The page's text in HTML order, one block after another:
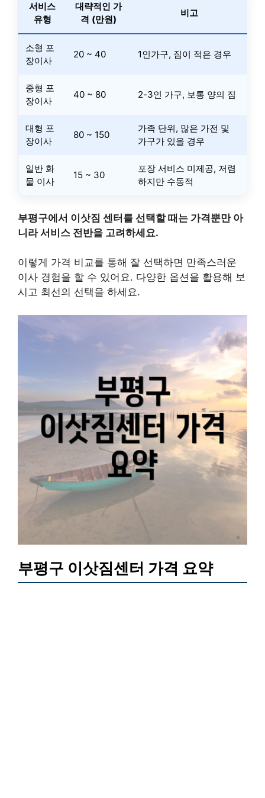
서비스
유형
대략적인 가
격 (만원)
비고
소형 포
장이사
20 ~ 40 1인가구, 짐이 적은 경우
중형 포
장이사
40 ~ 80 2-3인 가구, 보통 양의 짐
대형 포
장이사
80 ~ 150
가족 단위, 많은 가전 및
가구가 있을 경우
일반 화
물 이사
15 ~ 30
포장 서비스 미제공, 저렴
하지만 수동적
부평구에서 이삿짐 센터를 선택할 때는 가격뿐만 아
니라 서비스 전반을 고려하세요.
이렇게 가격 비교를 통해 잘 선택하면 만족스러운
이사 경험을 할 수 있어요. 다양한 옵션을 활용해 보
시고 최선의 선택을 하세요.
부평구 이삿짐센터 가격 요약